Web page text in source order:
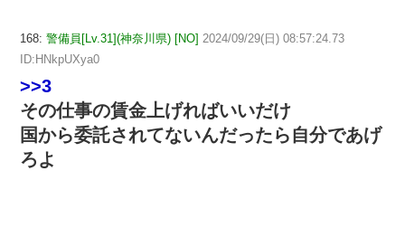
168: 警備員[Lv.31](神奈川県) [NO] 2024/09/29(日) 08:57:24.73
ID:HNkpUXya0
>>3
その仕事の賃金上げればいいだけ
国から委託されてないんだったら自分であげ
ろよ